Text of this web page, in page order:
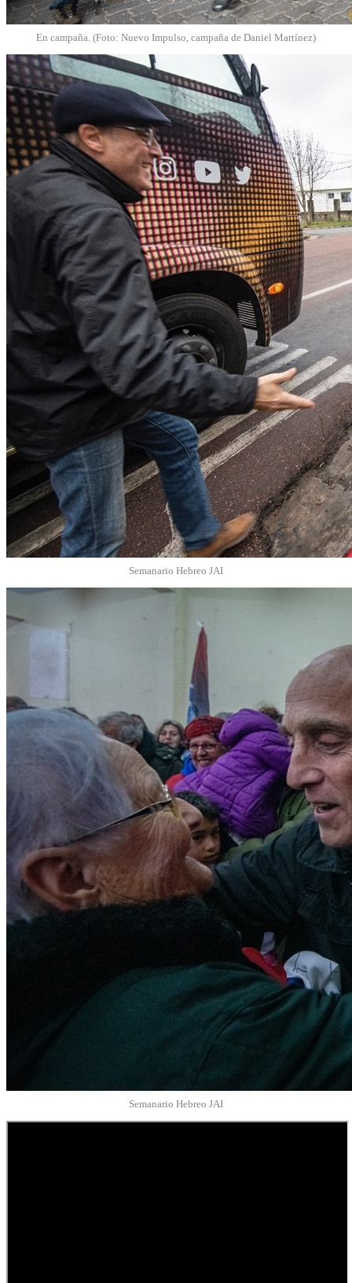
En campaña. (Foto: Nuevo Impulso, campaña de Daniel Martínez)
Semanario Hebreo JAI
Semanario Hebreo JAI